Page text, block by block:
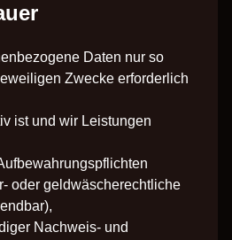
Daten nur so
Zwecke erforderlich
ist und wir Leistungen
oder geldwäscherechtliche
Nachweis- und